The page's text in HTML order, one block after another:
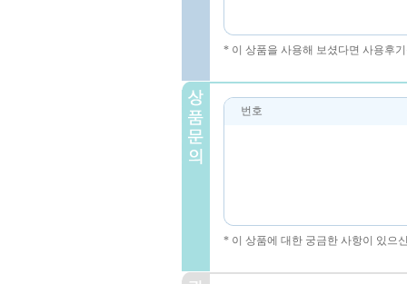
* 이 상품을 사용해 보셨다면 사용후
번호
* 이 상품에 대한 궁금한 사항이 있으